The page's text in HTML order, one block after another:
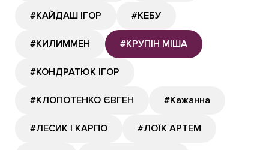
#КАЙДАШ ІГОР #КЕБУ
#КИЛИММЕН #КРУПІН МІША
#КОНДРАТЮК ІГОР
#КЛОПОТЕНКО ЄВГЕН #Кажанна
#ЛЕСИК І КАРПО #ЛОЇК АРТЕМ